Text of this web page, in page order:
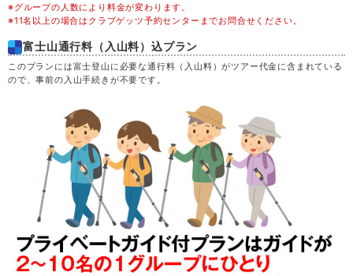
日 23 48,100円 (47,100円) 満席
43,600
25 43,600円(42,600円)
26 43,600 円 (42,600円)
木 27 47,600 円(46,600円)
空席
※グループの人数により料金が変わります。
※11名以上の場合はクラブゲッツ予約センターまでお問合せください。
富士山通行料（入山料）込プラン
このプランには富士登山に必要な通行料（入山料）がツアー代金に含まれている
ので、事前の入山手続きが不要です。